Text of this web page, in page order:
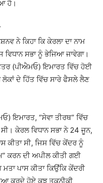
ਹੈ।
ਨੇ ਕਿਹਾ ਕਿ ਕੇਰਲਾ ਦਾ ਨਾਮ
ਸਭਾ ਨੂੰ ਭੇਜਿਆ ਜਾਵੇਗਾ।
(ਪੀਐਮਓ) ਇਮਾਰਤ ਵਿੱਚ ਹੋਈ
ਦੇ ਹਿੱਤ ਵਿੱਚ ਸਾਰੇ ਫੈਸਲੇ ਲੈਣ
ਇਮਾਰਤ, “ਸੇਵਾ ਤੀਰਥ” ਵਿੱਚ
ਕੇਰਲ ਵਿਧਾਨ ਸਭਾ ਨੇ 24 ਜੂਨ,
ਕੀਤਾ ਸੀ, ਜਿਸ ਵਿੱਚ ਕੇਂਦਰ ਨੂੰ
ਕਰਨ ਦੀ ਅਪੀਲ ਕੀਤੀ ਗਈ
ਪਾਸ ਕੀਤਾ ਕਿਉਂਕਿ ਕੇਂਦਰੀ
ਕਰਦੇ ਹੋਏ ਕੁਝ ਤਕਨੀਕੀ